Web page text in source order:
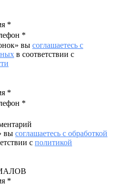
*
*
вы соглашаетесь с
в соответствии с
*
*
вы соглашаетесь с обработкой
с политикой
*